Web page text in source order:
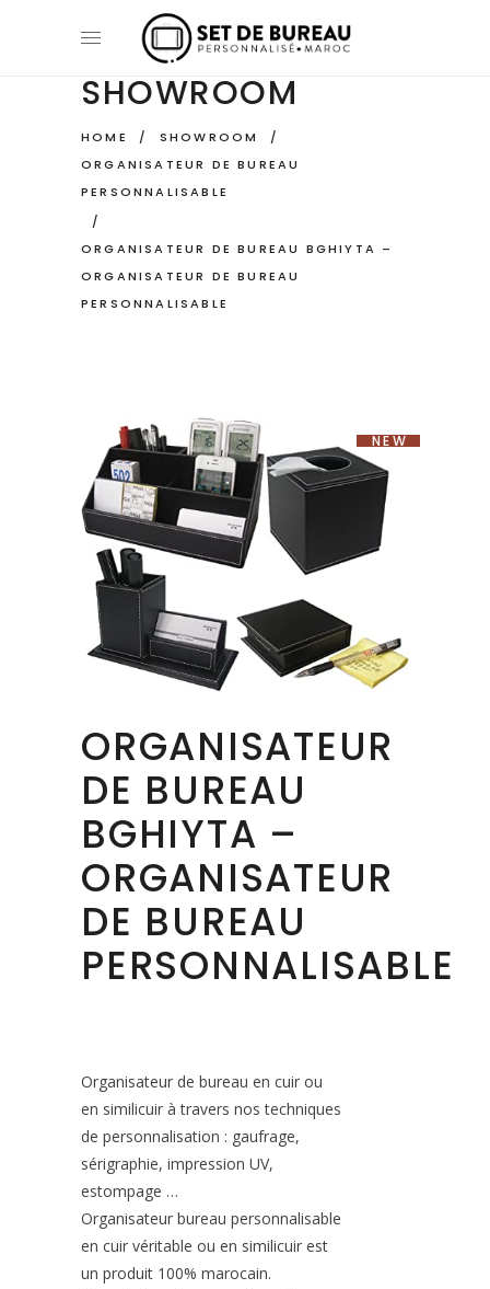
SHOWROOM
HOME / SHOWROOM
/
ORGANISATEUR DE BUREAU
PERSONNALISABLE
/
ORGANISATEUR DE BUREAU BGHIYTA –
ORGANISATEUR DE BUREAU
PERSONNALISABLE
NEW
ORGANISATEUR
DE BUREAU
BGHIYTA –
ORGANISATEUR
DE BUREAU
PERSONNALISABLE
Organisateur de bureau en cuir ou
en similicuir à travers nos techniques
de personnalisation : gaufrage,
sérigraphie, impression UV,
estompage …
Organisateur bureau personnalisable
en cuir véritable ou en similicuir est
un produit 100% marocain.